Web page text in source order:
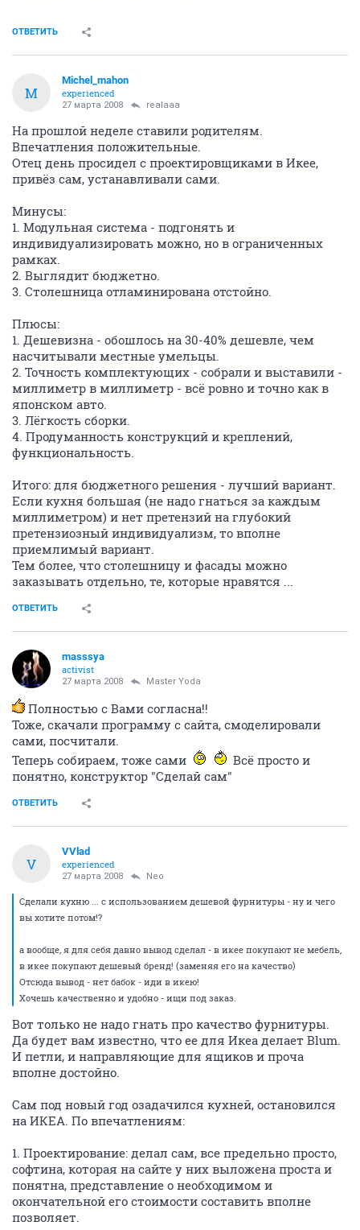
ОТВЕТИТЬ
M
Michel_mahon
experienced
27 марта 2008 realaaa
На прошлой неделе ставили родителям.
Впечатления положительные.
Отец день просидел с проектировщиками в Икее,
привёз сам, устанавливали сами.
Минусы:
1. Модульная система - подгонять и
индивидуализировать можно, но в ограниченных
рамках.
2. Выглядит бюджетно.
3. Столешница отламинирована отстойно.
Плюсы:
1. Дешевизна - обошлось на 30-40% дешевле, чем
насчитывали местные умельцы.
2. Точность комплектующих - собрали и выставили -
миллиметр в миллиметр - всё ровно и точно как в
японском авто.
3. Лёгкость сборки.
4. Продуманность конструкций и креплений,
функциональность.
Итого: для бюджетного решения - лучший вариант.
Если кухня большая (не надо гнаться за каждым
миллиметром) и нет претензий на глубокий
претензиозный индивидуализм, то вполне
приемлимый вариант.
Тем более, что столешницу и фасады можно
заказывать отдельно, те, которые нравятся ...
ОТВЕТИТЬ
masssya
activist
27 марта 2008 Master Yoda
Полностью с Вами согласна!!
Тоже, скачали программу с сайта, смоделировали
сами, посчитали.
Теперь собираем, тоже сами
Всё просто и
понятно, конструктор "Сделай сам"
ОТВЕТИТЬ
V
VVlad
experienced
27 марта 2008 Neo
Сделали кухню ... с использованием дешевой фурнитуры - ну и чего
вы хотите потом!?
а вообще, я для себя давно вывод сделал - в икее покупают не мебель,
в икее покупают дешевый бренд! (заменяя его на качество)
Отсюда вывод - нет бабок - иди в икею!
Хочешь качественно и удобно - ищи под заказ.
Вот только не надо гнать про качество фурнитуры.
Да будет вам известно, что ее для Икеа делает Blum.
И петли, и направляющие для ящиков и проча
вполне достойно.
Сам под новый год озадачился кухней, остановился
на ИКЕА. По впечатлениям:
1. Проектирование: делал сам, все предельно просто,
софтина, которая на сайте у них выложена проста и
понятна, представление о необходимом и
окончательной его стоимости составить вполне
позволяет.